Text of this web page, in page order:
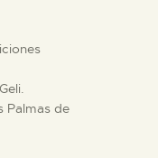
Palmas de